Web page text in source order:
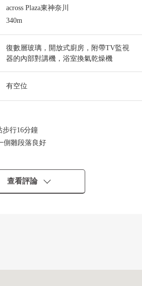
across Plaza東神奈川
340m
復數層玻璃，開放式廚房，附帶TV監視
器的內部對講機，浴室換氣乾燥機
有空位
步行16分鐘
側雛段落良好
生活INN樓梯
組合廚房
爐子
自車型的)
查看評論